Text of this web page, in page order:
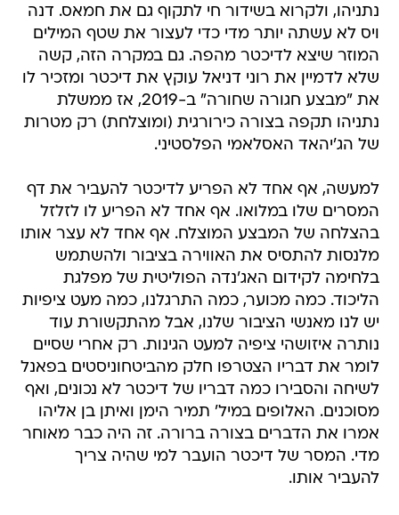
נתניהו, ולקרוא בשידור חי לתקוף גם את חמאס. דנה
ויס לא עשתה יותר מדי כדי לעצור את שטף המילים
המוזר שיצא לדיכטר מהפה. גם במקרה הזה, קשה
שלא לדמיין את רוני דניאל עוקץ את דיכטר ומזכיר לו
את "מבצע חגורה שחורה" ב-2019, אז ממשלת
נתניהו תקפה בצורה כירורגית (ומוצלחת) רק מטרות
של הג'יהאד האסלאמי הפלסטיני.
למעשה, אף אחד לא הפריע לדיכטר להעביר את דף
המסרים שלו במלואו. אף אחד לא הפריע לו לזלזל
בהצלחה של המבצע המוצלח. אף אחד לא עצר אותו
מלנסות להתסיס את האווירה בציבור ולהשתמש
בלחימה לקידום האג'נדה הפוליטית של מפלגת
הליכוד. כמה מכוער, כמה התרגלנו, כמה מעט ציפיות
יש לנו מאנשי הציבור שלנו, אבל מהתקשורת עוד
נותרה איזושהי ציפיה למעט הגינות. רק אחרי שסיים
לומר את דבריו הצטרפו חלק מהביטחוניסטים בפאנל
לשיחה והסבירו כמה דבריו של דיכטר לא נכונים, ואף
מסוכנים. האלופים במיל' תמיר הימן ואיתן בן אליהו
אמרו את הדברים בצורה ברורה. זה היה כבר מאוחר
מדי. המסר של דיכטר הועבר למי שהיה צריך
להעביר אותו.